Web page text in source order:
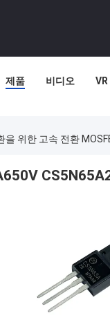
제품 비디오 VR
을 위한 고속 전환